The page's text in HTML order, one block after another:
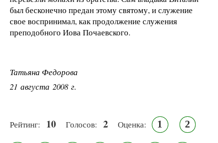
был бесконечно предан этому святому, и служение
свое воспринимал, как продолжение служения
преподобного Иова Почаевского.
Татьяна Федорова
21 августа 2008 г.
Рейтинг: 10 Голосов: 2 Оценка: 1 2